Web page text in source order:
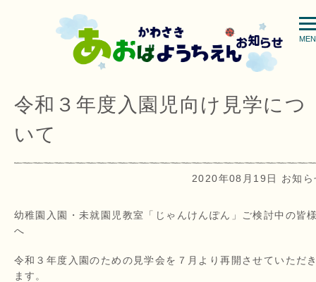
令和３年度入園児向け見学につ
いて
2020年08月19日 お知ら
幼稚園入園・未就園児教室「じゃんけんぽん」ご検討中の皆
へ
令和３年度入園のための見学会を７月より再開させていただ
ます。